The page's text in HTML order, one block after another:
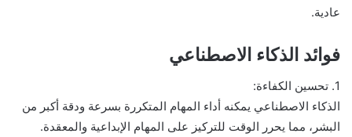
عادية.
فوائد الذكاء الاصطناعي
1. تحسين الكفاءة:
الذكاء الاصطناعي يمكنه أداء المهام المتكررة بسرعة ودقة أكبر من
البشر، مما يحرر الوقت للتركيز على المهام الإبداعية والمعقدة.